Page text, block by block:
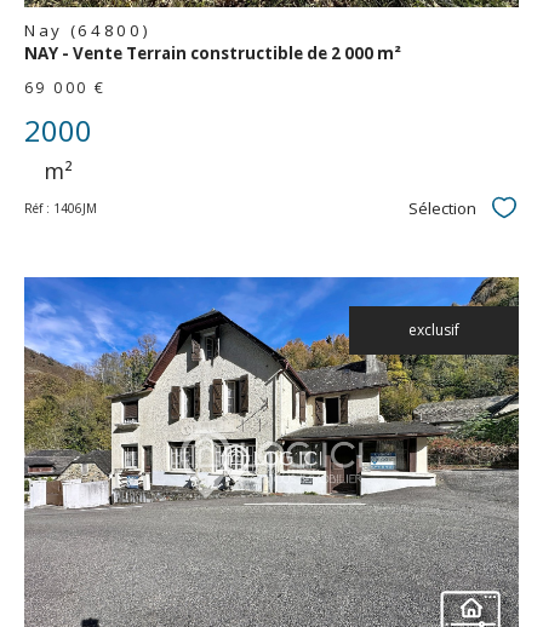
Nay (64800)
NAY - Vente Terrain constructible de 2 000 m²
69 000 €
2000
m²
Réf : 1406JM Sélection
exclusif
voir le
bien